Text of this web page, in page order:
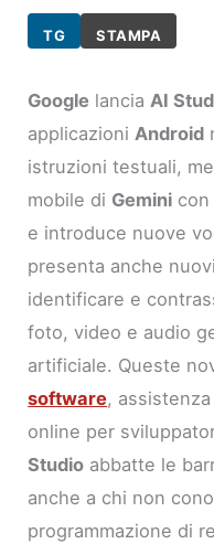
TG STAMPA
Google lanciaAI
applicazioniAndroid
istruzioni testuali,
mobile di Gemini
e introduce nuove
presenta anche
identificare e
foto, video e audio
artificiale. Queste
software,
online per
Studio abbatte le
anche a chi non
programmazione di